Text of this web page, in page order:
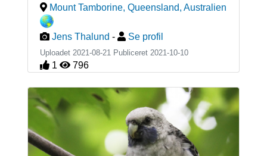
Mount Tamborine, Queensland, Australien
Jens Thalund - Se profil
Uploadet 2021-08-21 Publiceret 2021-10-10
1 796